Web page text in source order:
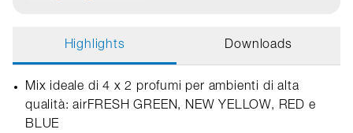
Highlights Downloads
Mix ideale di 4 x 2 profumi per ambienti di alta
qualità: airFRESH GREEN, NEW YELLOW, RED e
BLUE